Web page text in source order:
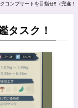
コンプリートを目指せ‼（完遂！
タスク！